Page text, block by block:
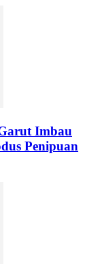
Imbau
Penipuan